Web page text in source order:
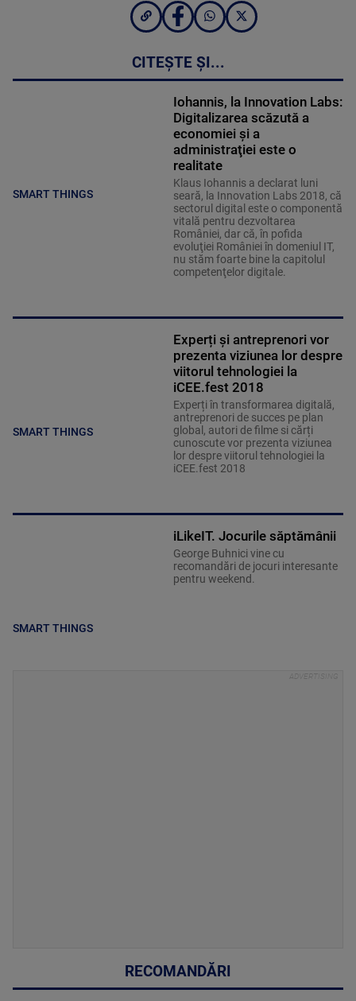
CITEȘTE ȘI...
SMART THINGS
Iohannis, la Innovation Labs:
Digitalizarea scăzută a
economiei şi a
administraţiei este o
realitate
Klaus Iohannis a declarat luni
seară, la Innovation Labs 2018, că
sectorul digital este o componentă
vitală pentru dezvoltarea
României, dar că, în pofida
evoluţiei României în domeniul IT,
nu stăm foarte bine la capitolul
competenţelor digitale.
SMART THINGS
Experți și antreprenori vor
prezenta viziunea lor despre
viitorul tehnologiei la
iCEE.fest 2018
Experți în transformarea digitală,
antreprenori de succes pe plan
global, autori de filme si cărți
cunoscute vor prezenta viziunea
lor despre viitorul tehnologiei la
iCEE.fest 2018
SMART THINGS
iLikeIT. Jocurile săptămânii
George Buhnici vine cu
recomandări de jocuri interesante
pentru weekend.
RECOMANDĂRI